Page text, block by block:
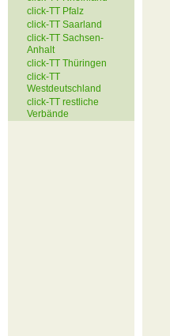
click-TT Pfalz
click-TT Saarland
click-TT Sachsen-
Anhalt
click-TT Thüringen
click-TT
Westdeutschland
click-TT restliche
Verbände